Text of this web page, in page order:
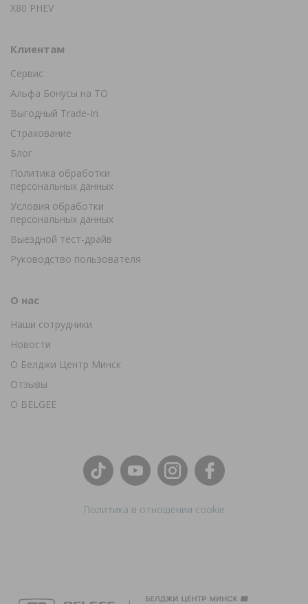
X80 PHEV
Клиентам
Сервис
Альфа Бонусы на ТО
Выгодный Trade-In
Страхование
Блог
Политика обработки
персональных данных
Условия обработки
персональных данных
Выездной тест-драйв
Руководство пользователя
О нас
Наши сотрудники
Новости
О Белджи Центр Минск
Отзывы
О BELGEE
Политика в отношении cookie